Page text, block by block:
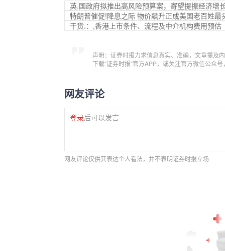
英.国政府拟推出高风险预算案，寄望提振经济增
特朗普催促!降息之际 物价飙升正成美国老百姓最
干货.：,香港上市条件、流程及中介机构费用预估
声明：证券时报力求信息真实、准确，文章提及
下载“证券时报”官方APP，或关注官方微信公众
网友评论
登录后可以发言
网友评论仅供其表达个人看法，并不表明证券时报立场